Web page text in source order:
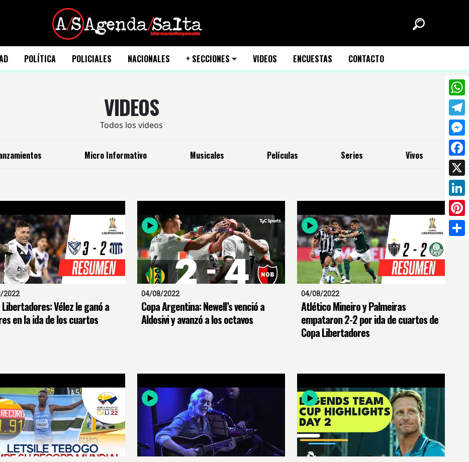
POLÍTICA POLICIALES NACIONALES + SECCIONES VIDEOS ENCUESTAS CONTACTO
VIDEOS
Todos los videos
Micro Informativo Musicales Películas Series Vivos
2022
Libertadores: Vélez le ganó a
en la ida de los cuartos
04/08/2022
Copa Argentina: Newell’s venció a
Aldosivi y avanzó a los octavos
04/08/2022
Atlético Mineiro y Palmeiras
empataron 2-2 por ida de cuartos de
Copa Libertadores
X